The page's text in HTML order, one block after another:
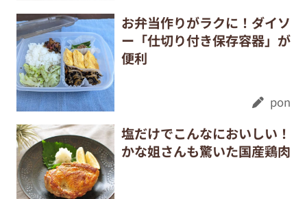
お弁当作りがラクに！ダイソ
ー「仕切り付き保存容器」が
便利
pon
塩だけでこんなにおいしい！
かな姐さんも驚いた国産鶏肉